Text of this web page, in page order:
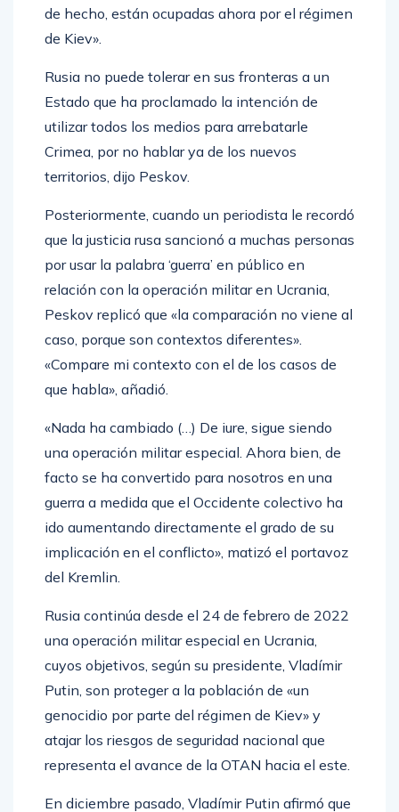
de hecho, están ocupadas ahora por el régimen
de Kiev».
Rusia no puede tolerar en sus fronteras a un
Estado que ha proclamado la intención de
utilizar todos los medios para arrebatarle
Crimea, por no hablar ya de los nuevos
territorios, dijo Peskov.
Posteriormente, cuando un periodista le recordó
que la justicia rusa sancionó a muchas personas
por usar la palabra ‘guerra’ en público en
relación con la operación militar en Ucrania,
Peskov replicó que «la comparación no viene al
caso, porque son contextos diferentes».
«Compare mi contexto con el de los casos de
que habla», añadió.
«Nada ha cambiado (…) De iure, sigue siendo
una operación militar especial. Ahora bien, de
facto se ha convertido para nosotros en una
guerra a medida que el Occidente colectivo ha
ido aumentando directamente el grado de su
implicación en el conflicto», matizó el portavoz
del Kremlin.
Rusia continúa desde el 24 de febrero de 2022
una operación militar especial en Ucrania,
cuyos objetivos, según su presidente, Vladímir
Putin, son proteger a la población de «un
genocidio por parte del régimen de Kiev» y
atajar los riesgos de seguridad nacional que
representa el avance de la OTAN hacia el este.
En diciembre pasado, Vladímir Putin afirmó que